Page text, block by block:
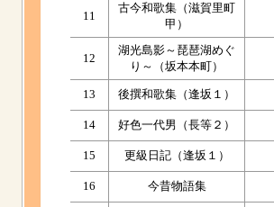
11
古今和歌集（滋賀里町
甲）
12
湖光島影～琵琶湖めぐ
り～（坂本本町）
13 後撰和歌集（逢坂１）
14 好色一代男（長等２）
15 更級日記（逢坂１）
16 今昔物語集